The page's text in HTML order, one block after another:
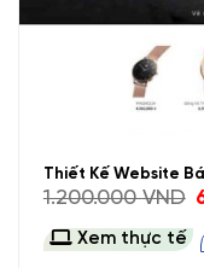
Thiết Kế Website
1.200.000VND
Xem thực tế